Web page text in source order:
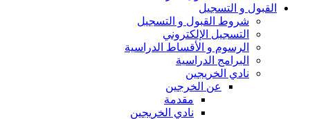
القبول و التسجيل
شروط القبول و التسجيل
التسجيل الإلكتروني
الرسوم و الأقساط الدراسية
البرامج الدراسية
نادي الخريجين
عن الخرجين
مقدمة
نادي الخريجين